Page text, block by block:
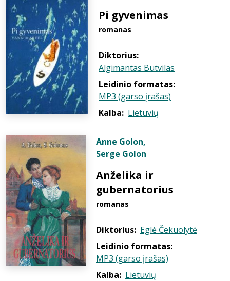
Pi gyvenimas
romanas
Diktorius:
Algimantas Butvilas
Leidinio formatas:
MP3 (garso įrašas)
Kalba: Lietuvių
Anne Golon,
Serge Golon
Anželika ir
gubernatorius
romanas
Diktorius: Eglė Čekuolytė
Leidinio formatas:
MP3 (garso įrašas)
Kalba: Lietuvių